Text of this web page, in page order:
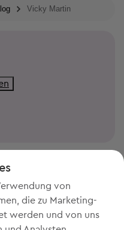
Vicky Martin
von
die zu Marketing-
werden und von uns